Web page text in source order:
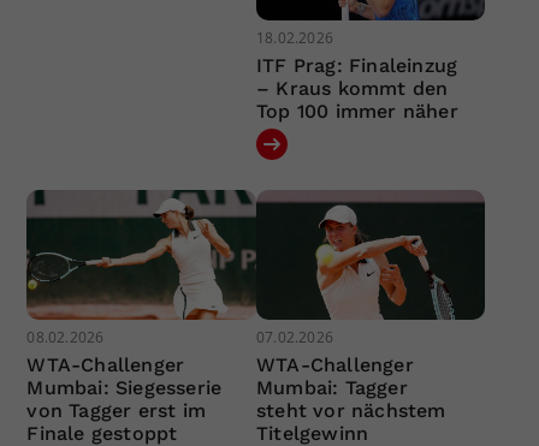
18.02.2026
ITF Prag: Finaleinzug
– Kraus kommt den
Top 100 immer näher
08.02.2026
WTA-Challenger
Mumbai: Siegesserie
von Tagger erst im
Finale gestoppt
07.02.2026
WTA-Challenger
Mumbai: Tagger
steht vor nächstem
Titelgewinn